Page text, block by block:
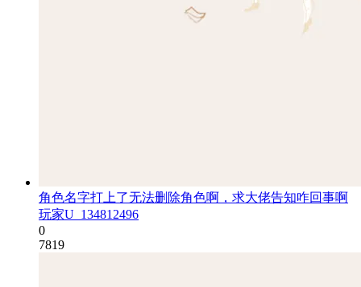
角色名字打上了无法删除角色啊，求大佬告知咋回事啊
玩家U_134812496
0
7819